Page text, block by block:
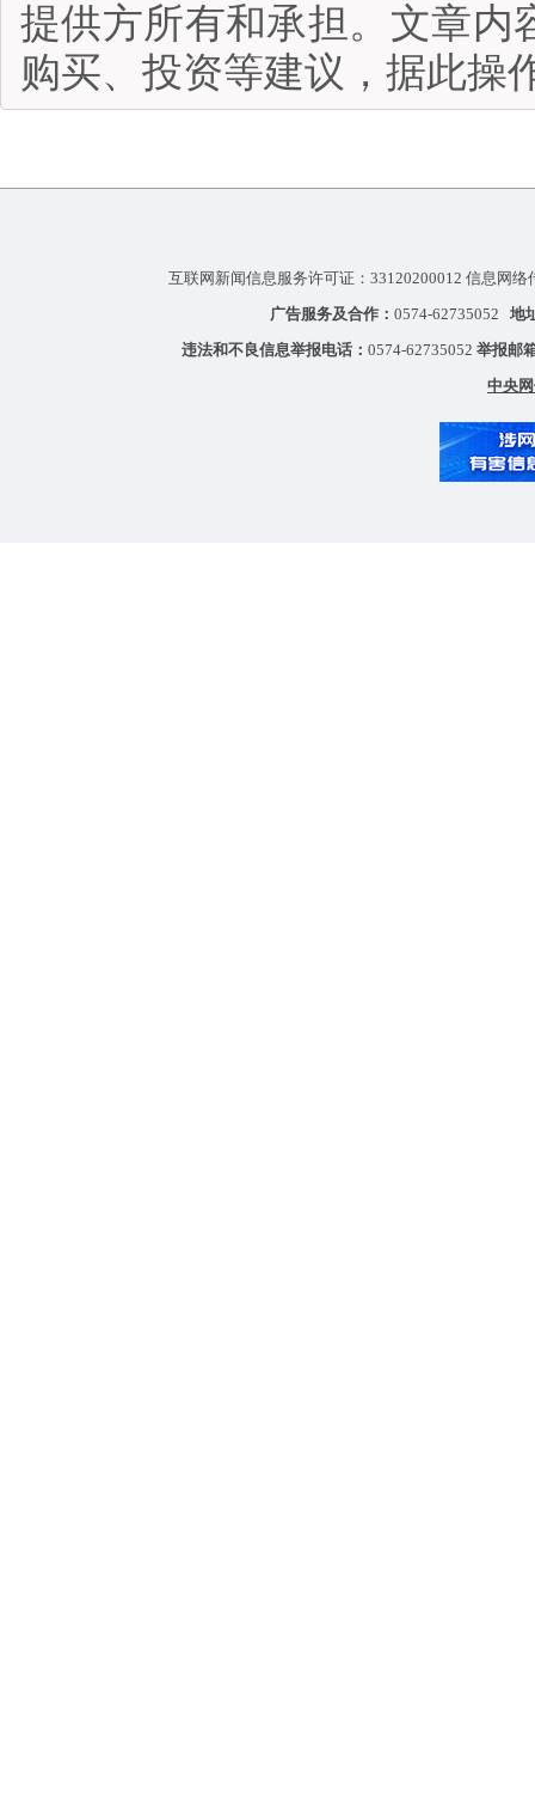
提供方所有和承担。文章内
购买、投资等建议，据此操
互联网新闻信息服务许可证：33120200012 信息网
广告服务及合作： 0574-62735052 地
违法和不良信息举报电话： 0574-62735052 举报邮
中央